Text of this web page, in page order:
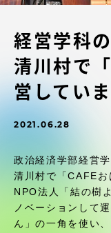
経営学科
清川村で
営してい
2021.06.28
政治経済学部経営
清川村で「CAFE
NPO法人「結の樹
ノベーションして
ん」の一角を使い
大学の概要
教育・研究
受験・入学案内
学生生活
グローバルネット